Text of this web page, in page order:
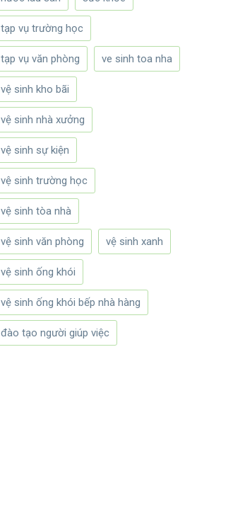
tạp vụ trường học
tạp vụ văn phòng ve sinh toa nha
vệ sinh kho bãi
vệ sinh nhà xưởng
vệ sinh sự kiện
vệ sinh trường học
vệ sinh tòa nhà
vệ sinh văn phòng vệ sinh xanh
vệ sinh ống khói
vệ sinh ống khói bếp nhà hàng
đào tạo người giúp việc